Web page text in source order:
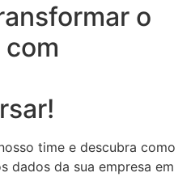
o
time e descubra como
dados da sua empresa em